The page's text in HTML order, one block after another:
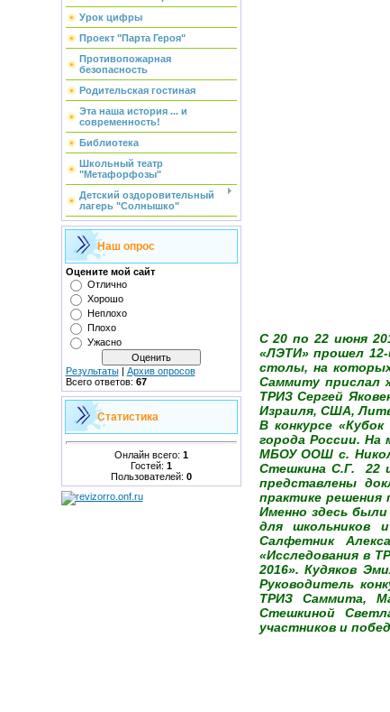
Урок цифры
Проект "Парта Героя"
Противопожарная
безопасность
Родительская гостиная
Эта наша история ... и
современность!
Библиотека
Школьный театр
"Метафорфозы"
Детский оздоровительный
лагерь "Солнышко"
Наш опрос
Оцените мой сайт
Отлично
Хорошо
Неплохо
Плохо
Ужасно
Результаты| Архив опросов
Всего ответов: 67
Статистика
Онлайн всего: 1
Гостей: 1
Пользователей: 0
С 20 по 22 июня
«ЛЭТИ» прошел
столы, на
Саммиту прислал
ТРИЗ Сергей
Израиля, США,
В конкурсе
города России. На
МБОУ ООШ с.
Стешкина С.Г. 22
представлены
практике решения
Именно здесь
для школьников
Салфетник
«Исследования в
2016». Кудяков
Руководитель
ТРИЗ Саммита,
Стешкиной
участников и